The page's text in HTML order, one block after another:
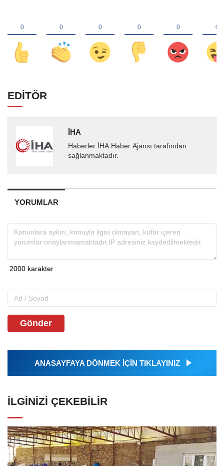
EDİTÖR
İHA
Haberler İHA Haber Ajansı tarafından
sağlanmaktadır.
YORUMLAR
Gönder
ANASAYFAYA DÖNMEK İÇİN TIKLAYINIZ
İLGINIZI ÇEKEBILIR